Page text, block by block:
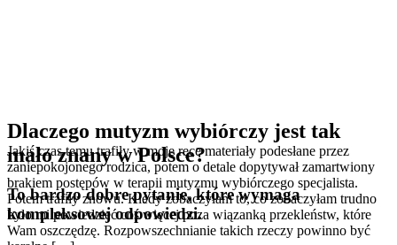
Dlaczego mutyzm wybiórczy jest tak
mało znany w Polsce?
To bardzo dobre pytanie, które wymaga
kompleksowej odpowiedzi.
Jakiś czas temu trafiły w moje ręce materiały podesłane przez
zaniepokojonego rodzica, potem o detale dopytywał zamartwiony
brakiem postępów w terapii mutyzmu wybiórczego specjalista.
Potem trafiły znowu. Kiedy zobaczyłam to, co zobaczyłam trudno
było mi powiedzieć coś więcej poza wiązanką przekleństw, które
Wam oszczędzę. Rozpowszechnianie takich rzeczy powinno być